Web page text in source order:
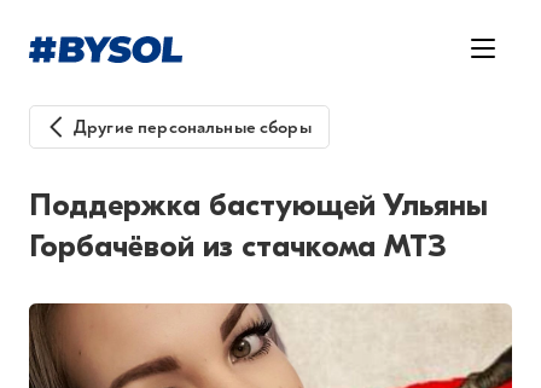
Другие персональные сборы
Поддержка бастующей Ульяны
Горбачёвой из стачкома МТЗ